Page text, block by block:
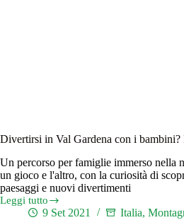
Divertirsi in Val Gardena con i bambini?
Un percorso per famiglie immerso nella
un gioco e l'altro, con la curiosità di
paesaggi e nuovi divertimenti
Leggi tutto
Divertirsi
9 Set 2021 Italia,